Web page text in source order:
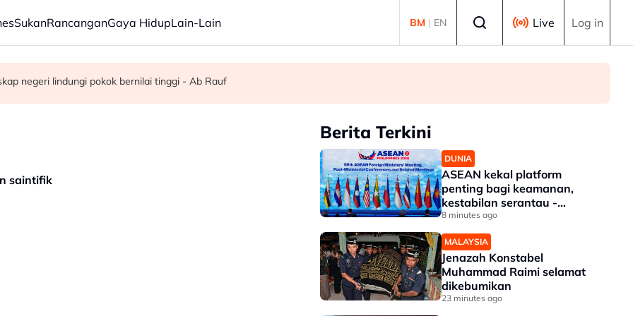
SukanRancanganGaya HidupLain-Lain BM | EN Live Log in
serantau - Menteri Luar Kemboja
dikebumikan
negeri lindungi pokok bernilai tinggi - Ab Rauf
saintifik
Berita Terkini
DUNIA
ASEAN kekal platform
penting bagi keamanan,
kestabilan serantau -
Menteri Luar Kemboja
8 minutes ago
MALAYSIA
Jenazah Konstabel
Muhammad Raimi selamat
dikebumikan
23 minutes ago